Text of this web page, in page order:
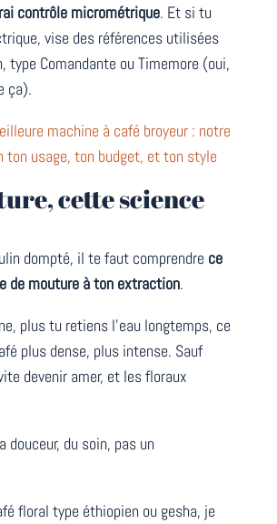
contrôle micrométrique. Et si tu
vise des références utilisées
type Comandante ou Timemore (oui,
ça).
machine à café broyeur : notre
ton usage, ton budget, et ton style
cette science
dompté, il te faut comprendre ce
de mouture à ton extraction.
plus tu retiens l’eau longtemps, ce
plus dense, plus intense. Sauf
devenir amer, et les floraux
douceur, du soin, pas un
floral type éthiopien ou gesha, je